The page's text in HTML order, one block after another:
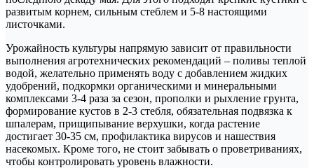
развитым корнем, сильным стеблем и 5-8 настоящими
листочками.
Урожайность культуры напрямую зависит от правильности
выполнения агротехнических рекомендаций – поливы теплой
водой, желательно применять воду с добавлением жидких
удобрений, подкормки органическими и минеральными
комплексами 3-4 раза за сезон, прополки и рыхление грунта,
формирование кустов в 2-3 стебля, обязательная подвязка к
шпалерам, прищипывание верхушки, когда растение
достигает 30-35 см, профилактика вирусов и нашествия
насекомых. Кроме того, не стоит забывать о проветриваниях,
чтобы контролировать уровень влажности.